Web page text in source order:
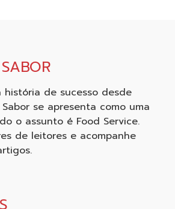
história de sucesso desde
Sabor se apresenta como uma
o assunto é Food Service.
de leitores e acompanhe